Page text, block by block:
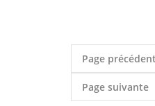
Page
Page suivante